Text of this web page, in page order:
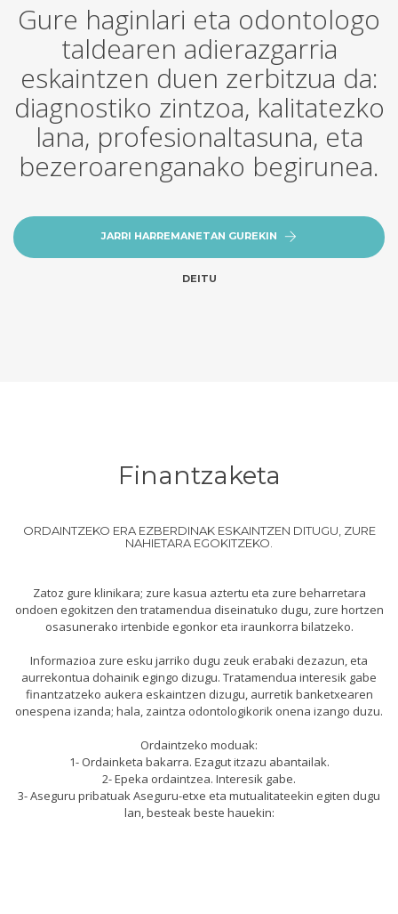
Gure haginlari eta odontologo
taldearen adierazgarria
eskaintzen duen zerbitzua da:
diagnostiko zintzoa, kalitatezko
lana, profesionaltasuna, eta
bezeroarenganako begirunea.
JARRI HARREMANETAN GUREKIN
DEITU
Finantzaketa
ORDAINTZEKO ERA EZBERDINAK ESKAINTZEN DITUGU, ZURE
NAHIETARA EGOKITZEKO.
Zatoz gure klinikara; zure kasua aztertu eta zure beharretara
ondoen egokitzen den tratamendua diseinatuko dugu, zure hortzen
osasunerako irtenbide egonkor eta iraunkorra bilatzeko.
Informazioa zure esku jarriko dugu zeuk erabaki dezazun, eta
aurrekontua dohainik egingo dizugu. Tratamendua interesik gabe
finantzatzeko aukera eskaintzen dizugu, aurretik banketxearen
onespena izanda; hala, zaintza odontologikorik onena izango duzu.
Ordaintzeko moduak:
1- Ordainketa bakarra. Ezagut itzazu abantailak.
2- Epeka ordaintzea. Interesik gabe.
3- Aseguru pribatuak Aseguru-etxe eta mutualitateekin egiten dugu
lan, besteak beste hauekin: